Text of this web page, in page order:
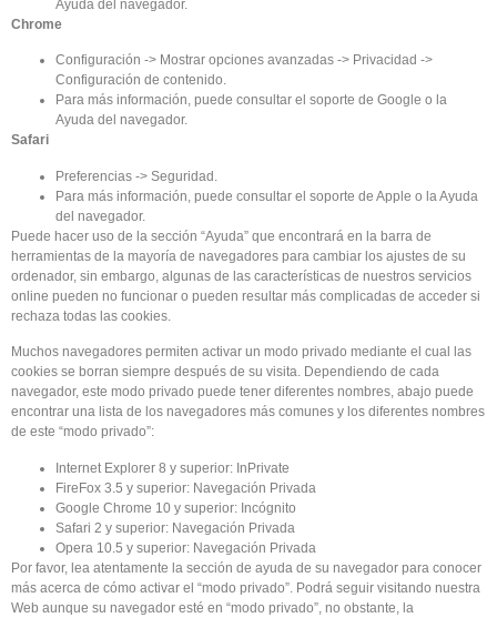
Ayuda del navegador.
Chrome
Configuración -> Mostrar opciones avanzadas -> Privacidad ->
Configuración de contenido.
Para más información, puede consultar el soporte de Google o la
Ayuda del navegador.
Safari
Preferencias -> Seguridad.
Para más información, puede consultar el soporte de Apple o la Ayuda
del navegador.
Puede hacer uso de la sección “Ayuda” que encontrará en la barra de
herramientas de la mayoría de navegadores para cambiar los ajustes de su
ordenador, sin embargo, algunas de las características de nuestros servicios
online pueden no funcionar o pueden resultar más complicadas de acceder si
rechaza todas las cookies.
Muchos navegadores permiten activar un modo privado mediante el cual las
cookies se borran siempre después de su visita. Dependiendo de cada
navegador, este modo privado puede tener diferentes nombres, abajo puede
encontrar una lista de los navegadores más comunes y los diferentes nombres
de este “modo privado”:
Internet Explorer 8 y superior: InPrivate
FireFox 3.5 y superior: Navegación Privada
Google Chrome 10 y superior: Incógnito
Safari 2 y superior: Navegación Privada
Opera 10.5 y superior: Navegación Privada
Por favor, lea atentamente la sección de ayuda de su navegador para conocer
más acerca de cómo activar el “modo privado”. Podrá seguir visitando nuestra
Web aunque su navegador esté en “modo privado”, no obstante, la